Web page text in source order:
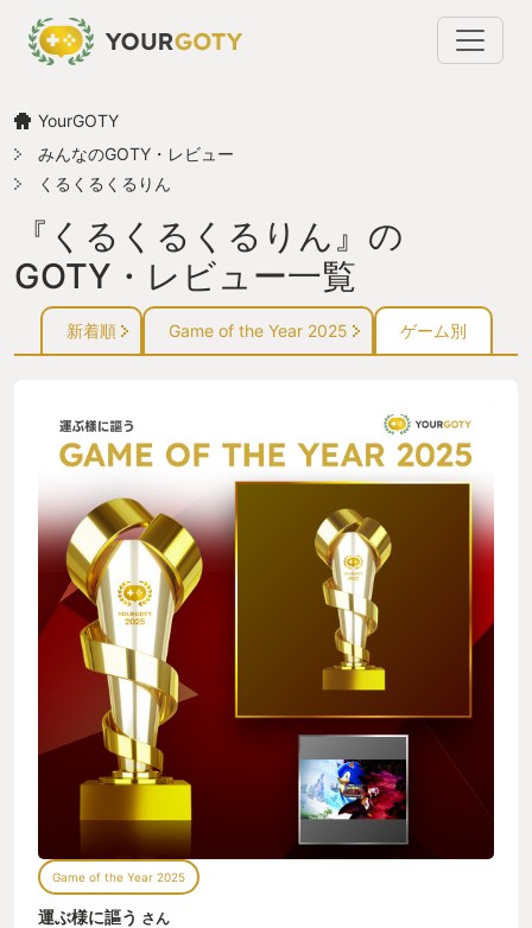
YourGOTY
みんなのGOTY・レビュー
くるくるくるりん
『くるくるくるりん』の
GOTY・レビュー一覧
新着順 Game of the Year 2025 ゲーム別
Game of the Year 2025
運ぶ様に謳う さん